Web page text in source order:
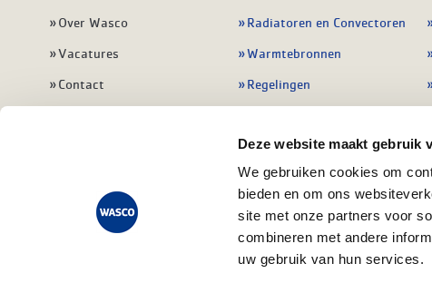
Deze website maakt gebruik
We gebruiken cookies om
bieden en om ons
site met onze partners voor
combineren met andere
uw gebruik van hun services.
Over Wasco
Vacatures
Contact
Veelgestelde vragen
Radiatoren en Convectoren
Warmtebronnen
Regelingen
Leidingwerk
Warmwatertoestellen
Alle verwarming